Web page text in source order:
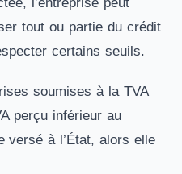
tout ou partie du crédit
certains seuils.
soumises à la TVA
perçu inférieur au
versé à l’État, alors elle